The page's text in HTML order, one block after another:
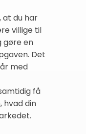
du har
villige til
gøre en
Det
med
få
hvad din